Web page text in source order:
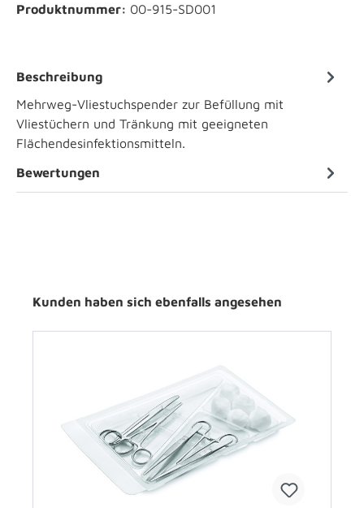
Produktnummer: 00-915-SD001
Beschreibung
Mehrweg-Vliestuchspender zur Befüllung mit
Vliestüchern und Tränkung mit geeigneten
Flächendesinfektionsmitteln.
Bewertungen
Kunden haben sich ebenfalls angesehen